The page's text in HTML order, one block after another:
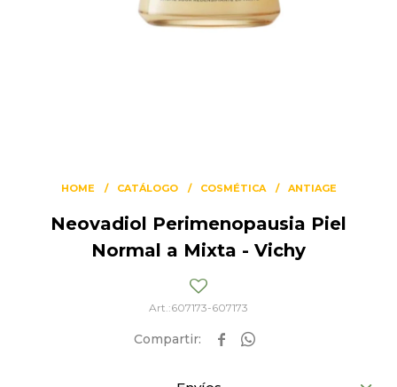
HOME CATÁLOGO COSMÉTICA ANTIAGE
Neovadiol Perimenopausia Piel
Normal a Mixta - Vichy
607173-607173
 